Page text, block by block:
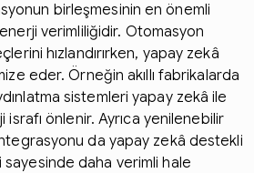
birleşmesinin en önemli
verimliliğidir. Otomasyon
hızlandırırken, yapay zekâ
eder. Örneğin akıllı fabrikalarda
sistemleri yapay zekâ ile
önlenir. Ayrıca yenilenebilir
da yapay zekâ destekli
daha verimli hale